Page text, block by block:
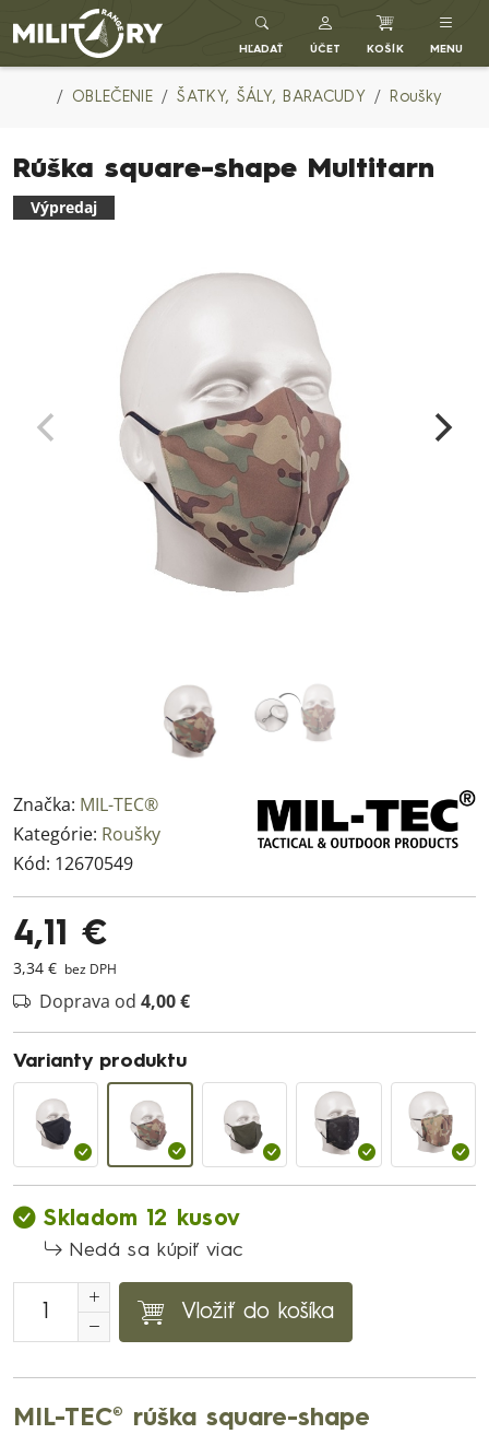
Army shop MILITARY RANGE SK
HĽADAŤ ÚČET KOŠÍK MENU
OBLEČENIE ŠATKY, ŠÁLY, BARACUDY Roušky
Rúška square-shape Multitarn
Výpredaj
Značka: MIL-TEC®
Kategórie: Roušky
Kód: 12670549
4,11 €
3,34 € bez DPH
Doprava od 4,00 €
Varianty produktu
Skladom 12 kusov
Nedá sa kúpiť viac
Vložiť do košíka
MIL-TEC® rúška square-shape